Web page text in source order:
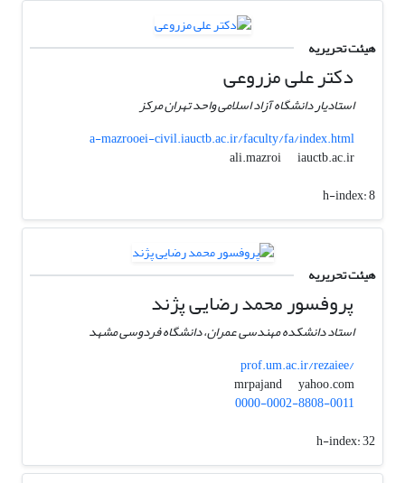
هیئت تحریریه
دکتر علی مزروعی
استادیار دانشگاه آزاد اسلامی واحد تهران مرکز
a-mazrooei-civil.iauctb.ac.ir/faculty/fa/index.html
ali.mazroi
iauctb.ac.ir
h-index:8
هیئت تحریریه
پروفسور محمد رضایی پژند
استاد دانشکده مهندسی عمران، دانشگاه فردوسی مشهد
prof.um.ac.ir/rezaiee/
mrpajand
yahoo.com
0000-0002-8808-0011
h-index:32